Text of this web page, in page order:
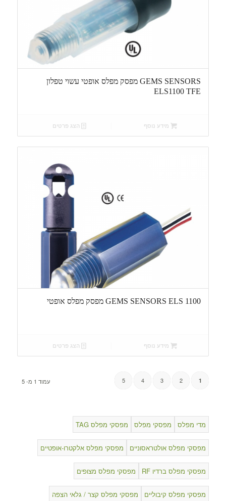
GEMS SENSORS מפסק מפלס אופטי עשוי טפלון
ELS1100 TFE
מידע נוסף הצג פרטים
GEMS SENSORS ELS 1100 מפסק מפלס אופטי
מידע נוסף הצג פרטים
עמוד 1 מ- 5 1
2
3
4
5
מדי מפלס מפסקי מפלס מפסקי מפלס TAG
מפסקי מפלס אולטראסוניים מפסקי מפלס אלקטרו-אופטיים
מפסקי מפלס ברדיו RF מפסקי מפלס מצופים
מפסקי מפלס קיבוליים מפסקי מפלס קצר / גלאי הצפה